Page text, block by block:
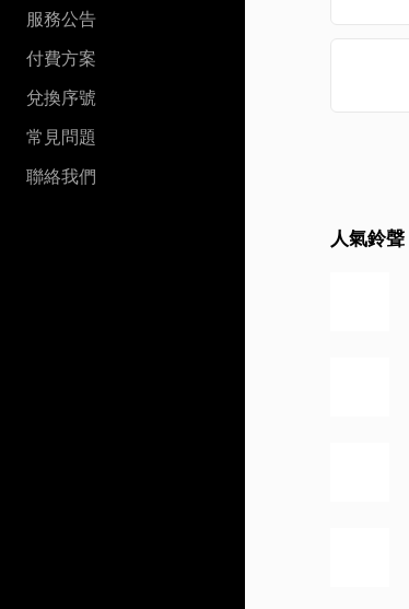
服務公告
付費方案
兌換序號
常見問題
聯絡我們
人氣鈴聲